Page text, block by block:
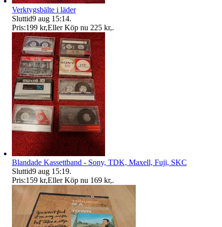
Verktygsbälte i läder
Sluttid9 aug 15:14.
Pris:199 kr,Eller Köp nu 225 kr,.
Blandade Kassettband - Sony, TDK, Maxell, Fuji, SKC
Sluttid9 aug 15:19.
Pris:159 kr,Eller Köp nu 169 kr,.